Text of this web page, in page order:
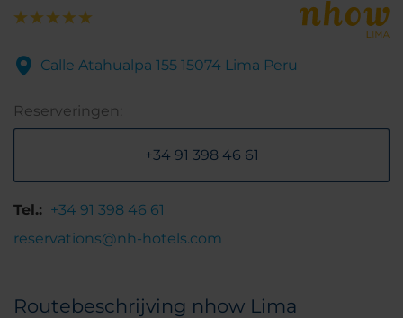
Calle Atahualpa 155 15074 Lima Peru
Reserveringen:
+34 91 398 46 61
Tel.: +34 91 398 46 61
reservations@nh-hotels.com
Routebeschrijving nhow Lima